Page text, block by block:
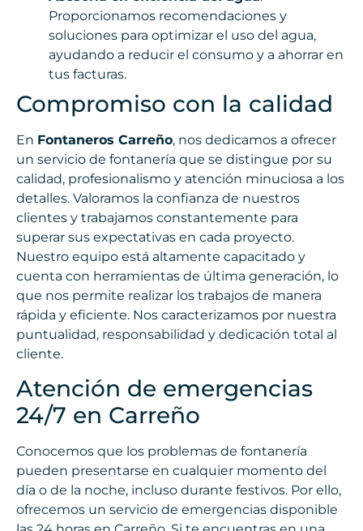
Proporcionamos recomendaciones y
soluciones para optimizar el uso del agua,
ayudando a reducir el consumo y a ahorrar en
tus facturas.
Compromiso con la calidad
En Fontaneros Carreño, nos dedicamos a ofrecer
un servicio de fontanería que se distingue por su
calidad, profesionalismo y atención minuciosa a los
detalles. Valoramos la confianza de nuestros
clientes y trabajamos constantemente para
superar sus expectativas en cada proyecto.
Nuestro equipo está altamente capacitado y
cuenta con herramientas de última generación, lo
que nos permite realizar los trabajos de manera
rápida y eficiente. Nos caracterizamos por nuestra
puntualidad, responsabilidad y dedicación total al
cliente.
Atención de emergencias
24/7 en Carreño
Conocemos que los problemas de fontanería
pueden presentarse en cualquier momento del
día o de la noche, incluso durante festivos. Por ello,
ofrecemos un servicio de emergencias disponible